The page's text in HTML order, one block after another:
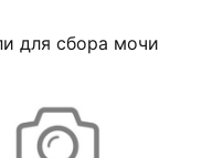
для сбора мочи